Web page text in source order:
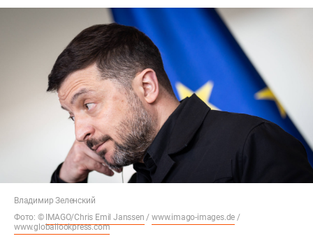
Владимир Зеленский
Фото: © IMAGO/Chris Emil Janssen /www.imago-images.de /
www.globallookpress.com